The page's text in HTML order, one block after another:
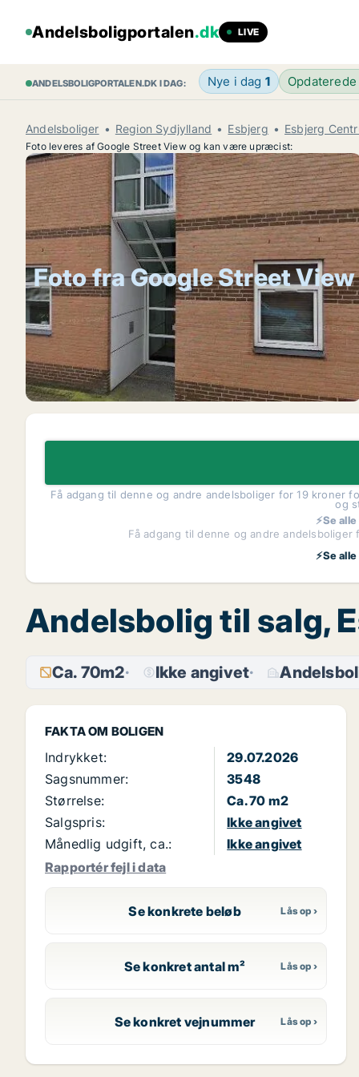
Andelsboligportalen.dk LIVE
ANDELSBOLIGPORTALEN.DK I DAG: Nye i dag 1
Andelsboliger Region Sydjylland Esbjerg Esbjerg
Foto leveres af Google Street View og kan være upræcist:
Foto fra Google Street View
Få adgang til denne og andre andelsboliger for 19 kroner
og
⚡Se
Få adgang til denne og andre
⚡Se
Andelsbolig til salg,
Ca. 70m2 Ikke angivet
FAKTA OM BOLIGEN
Indrykket:
29.07.2026
Sagsnummer:
3548
Størrelse:
Ca. 70 m2
Salgspris:
Ikke angivet
Månedlig udgift, ca.:
Ikke angivet
Rapportér fejl i data
Se konkrete beløb
Se konkret antal m²
Se konkret vejnummer